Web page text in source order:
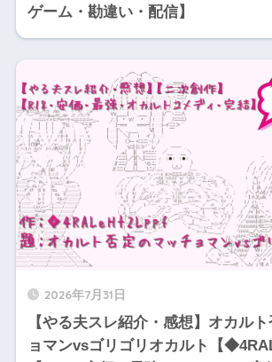
ゲーム・勘違い・配信】
2026年7月31日
【やる夫スレ紹介・感想】オカル
ョマンvsゴリゴリオカルト【